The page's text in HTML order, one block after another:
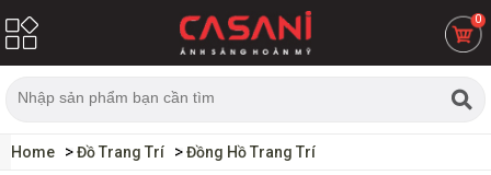
0
Home Đồ Trang Trí Đồng Hồ Trang Trí